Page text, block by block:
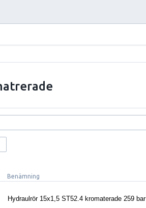
Benämning
Hydraulrör 15x1,5 ST52.4 kromaterade 259 bar